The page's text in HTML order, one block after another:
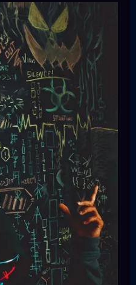
吃什麽
組合,以後免除晚餐吃什麽的煩
惱
下載